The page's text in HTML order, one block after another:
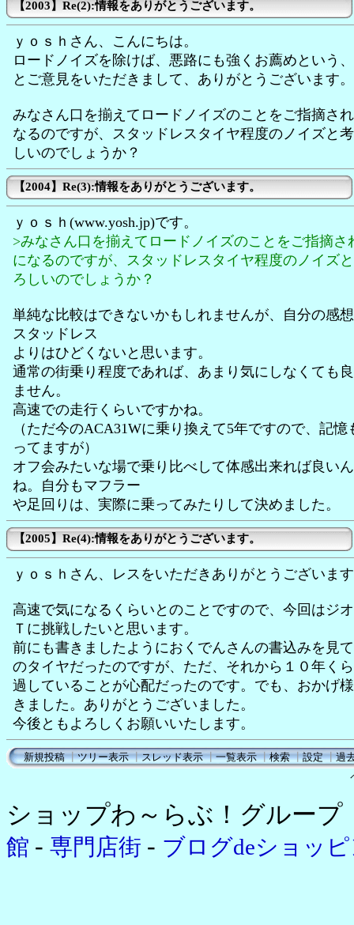
【2003】Re(2):情報をありがとうございます。
ｙｏｓｈさん、こんにちは。
ロードノイズを除けば、悪路にも強くお薦めという
とご意見をいただきまして、ありがとうございます。
みなさん口を揃えてロードノイズのことをご指摘さ
なるのですが、スタッドレスタイヤ程度のノイズと
しいのでしょうか？
【2004】Re(3):情報をありがとうございます。
ｙｏｓｈ(www.yosh.jp)です。
>みなさん口を揃えてロードノイズのことをご指摘さ
になるのですが、スタッドレスタイヤ程度のノイズ
ろしいのでしょうか？
単純な比較はできないかもしれませんが、自分の感
スタッドレス
よりはひどくないと思います。
通常の街乗り程度であれば、あまり気にしなくても
ません。
高速での走行くらいですかね。
（ただ今のACA31Wに乗り換えて5年ですので、記憶
ってますが）
オフ会みたいな場で乗り比べして体感出来れば良い
ね。自分もマフラー
や足回りは、実際に乗ってみたりして決めました。
【2005】Re(4):情報をありがとうございます。
ｙｏｓｈさん、レスをいただきありがとうございま
高速で気になるくらいとのことですので、今回はジ
Ｔに挑戦したいと思います。
前にも書きましたようにおくでんさんの書込みを見
のタイヤだったのですが、ただ、それから１０年く
過していることが心配だったのです。でも、おかげ
きました。ありがとうございました。
今後ともよろしくお願いいたします。
新規投稿┃ツリー表示┃スレッド表示┃一覧表示┃検索┃設定┃過
ショップわ～らぶ！グループ
館 - 専門店街 - ブログdeショッ